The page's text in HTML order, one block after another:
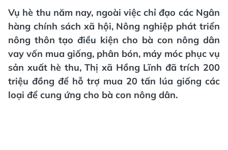
Vụ hè thu năm nay, ngoài việc chỉ đạo các Ngân
hàng chính sách xã hội, Nông nghiệp phát triển
nông thôn tạo điều kiện cho bà con nông dân
vay vốn mua giống, phân bón, máy móc phục vụ
sản xuất hè thu, Thị xã Hồng Lĩnh đã trích 200
triệu đồng để hỗ trợ mua 20 tấn lúa giống các
loại để cung ứng cho bà con nông dân.